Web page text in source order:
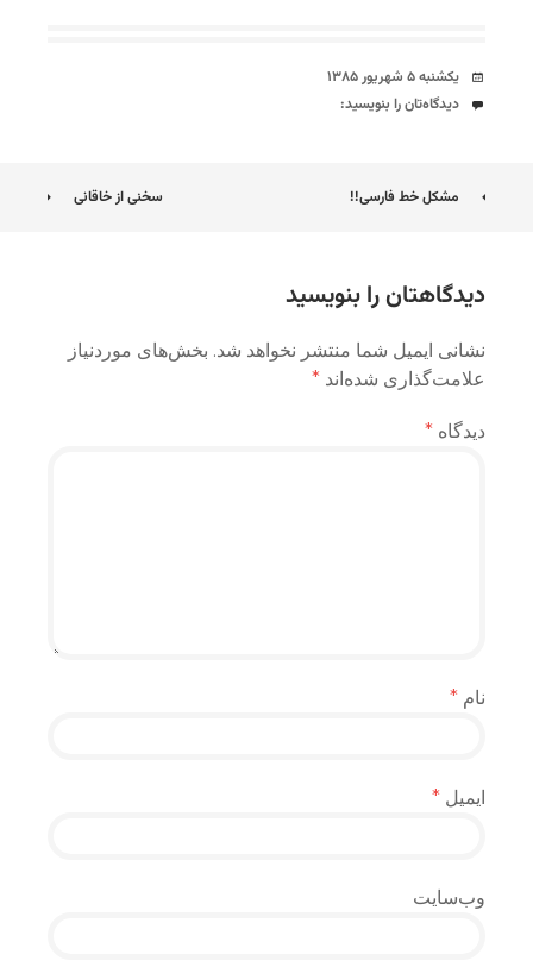
تاریخ
یکشنبه ۵ شهریور ۱۳۸۵
دیدگاه‌ها
دیدگاه‌تان را بنویسید:
ناوبری
مشکل خط فارسی!! سخنی از خاقانی
دیدگاهتان را بنویسید
نشانی ایمیل شما منتشر نخواهد شد. بخش‌های موردنیاز
علامت‌گذاری شده‌اند *
دیدگاه *
نام *
ایمیل *
وب‌سایت